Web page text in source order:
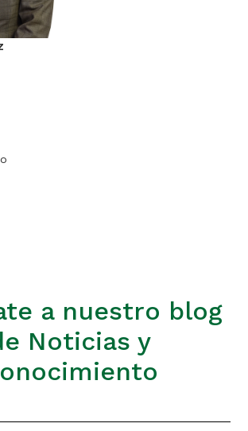
a nuestro blog
Noticias y